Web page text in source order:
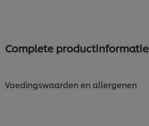
Complete productinformatie
Voedingswaarden en allergenen